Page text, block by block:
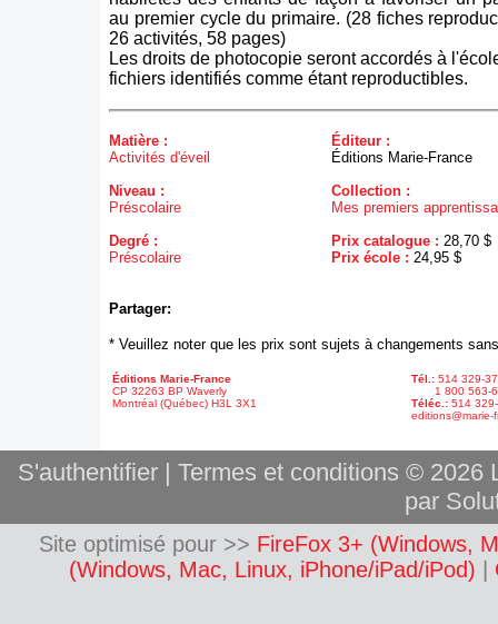
au premier cycle du primaire. (28 fiches
26 activités, 58 pages)
Les droits de photocopie seront accordés à
fichiers identifiés comme étant reproductibles.
Matière :
Activités d'éveil
Niveau :
Préscolaire
Degré :
Préscolaire
Éditeur :
Éditions Marie-France
Collection :
Mes premiers
Prix catalogue : 28,70 $
Prix école : 24,95 $
Partager:
* Veuillez noter que les prix sont sujets à changements
Éditions Marie-France
CP 32263 BP Waverly
Montréal (Québec) H3L 3X1
Tél.: 514 329-
1 800 563-
Téléc.: 514
editions@marie-
S'authentifier| Termes et conditions © 2026
par
Site optimisé pour >> FireFox 3+ (Windows,
(Windows, Mac, Linux, iPhone/iPad/iPod)